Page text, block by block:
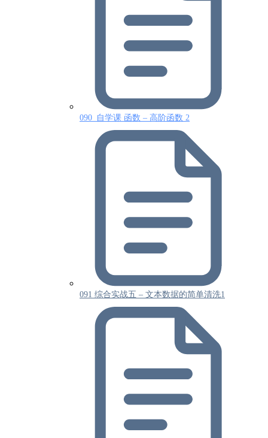
090_自学课 函数 – 高阶函数 2
091 综合实战五 – 文本数据的简单清洗1